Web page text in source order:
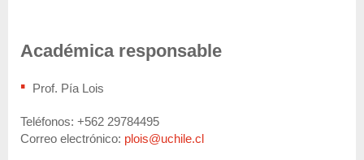
Académica responsable
Prof. Pía Lois
Teléfonos: +562 29784495
Correo electrónico: plois@uchile.cl